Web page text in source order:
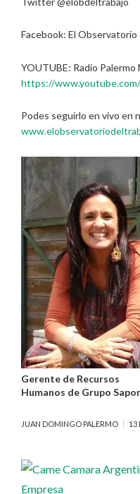
Facebook: El Observatorio
YOUTUBE: Radio
https://
Podes seguirlo en vivo en
Gerente de Recursos
Humanos de Grupo
JUAN DOMINGO PALERMO 13